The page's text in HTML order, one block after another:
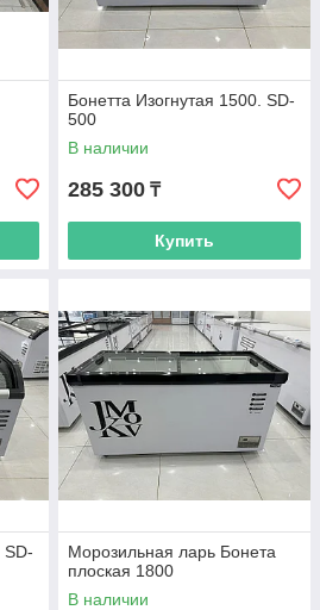
Бонетта Изогнутая 1500. SD-
500
В наличии
285 300 ₸
Купить
SD-
Морозильная ларь Бонета
плоская 1800
В наличии